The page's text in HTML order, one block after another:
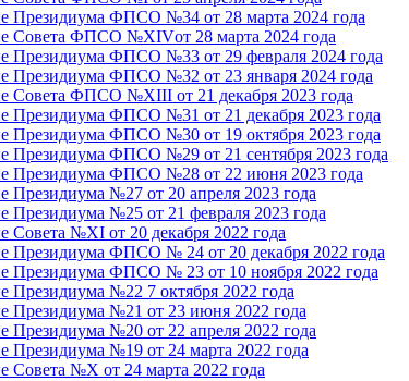
Президиума ФПСО №34 от 28 марта 2024 года
Совета ФПСО №XIVот 28 марта 2024 года
Президиума ФПСО №33 от 29 февраля 2024 года
Президиума ФПСО №32 от 23 января 2024 года
Совета ФПСО №XIII от 21 декабря 2023 года
Президиума ФПСО №31 от 21 декабря 2023 года
Президиума ФПСО №30 от 19 октября 2023 года
Президиума ФПСО №29 от 21 сентября 2023 года
Президиума ФПСО №28 от 22 июня 2023 года
Президиума №27 от 20 апреля 2023 года
Президиума №25 от 21 февраля 2023 года
Совета №XI от 20 декабря 2022 года
Президиума ФПСО № 24 от 20 декабря 2022 года
Президиума ФПСО № 23 от 10 ноября 2022 года
Президиума №22 7 октября 2022 года
Президиума №21 от 23 июня 2022 года
Президиума №20 от 22 апреля 2022 года
Президиума №19 от 24 марта 2022 года
Совета №X от 24 марта 2022 года